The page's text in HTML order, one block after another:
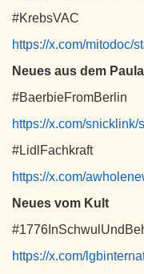
#KrebsVAC
https://x.com/mitodoc/
Neues aus dem
#BaerbieFromBerlin
https://x.com/
#LidlFachkraft
https://x.com/
Neues vom Kult
https://x.com/